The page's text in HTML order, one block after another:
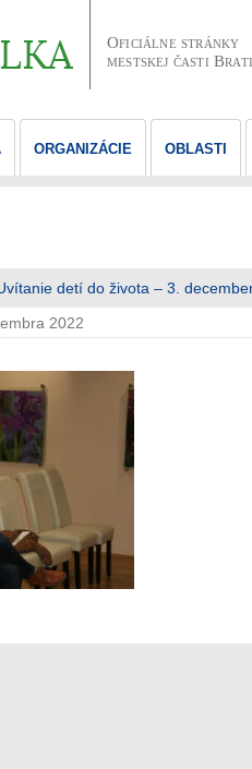
Oficiálne stránky
mestskej časti
ORGANIZÁCIE OBLASTI
detí do života – 3.
2022